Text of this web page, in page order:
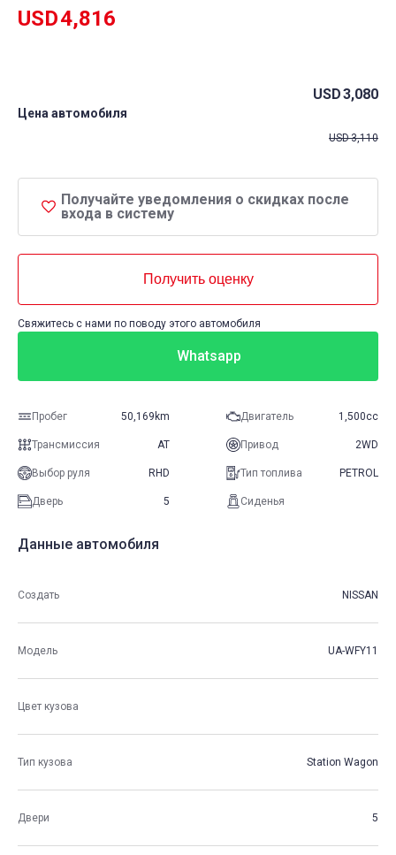
USD4,816
Цена автомобиля
USD3,080
USD3,110
Получайте уведомления о скидках после
входа в систему
Получить оценку
Свяжитесь с нами по поводу этого автомобиля
Whatsapp
Пробег 50,169km Двигатель 1,500cc
Трансмиссия AT Привод 2WD
Выбор руля RHD Тип топлива PETROL
Дверь 5 Сиденья
Данные автомобиля
Создать NISSAN
Модель UA-WFY11
Цвет кузова
Тип кузова Station Wagon
Двери 5